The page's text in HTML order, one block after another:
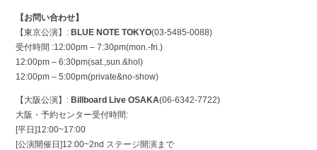
【お問い合わせ】
【東京公演】:BLUE NOTE TOKYO(03-5485-0088)
受付時間 :12:00pm – 7:30pm(mon.-fri.)
12:00pm – 6:30pm(sat.,sun.&hol)
12:00pm – 5:00pm(private&no-show)
【大阪公演】:Billboard Live OSAKA(06-6342-7722)
大阪・予約センター受付時間:
[平日]12:00~17:00
[公演開催日]12:00~2nd ステージ開演まで